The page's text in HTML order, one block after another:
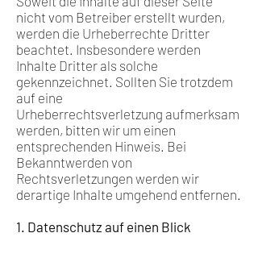
nicht vom Betreiber erstellt wurden,
werden die Urheberrechte Dritter
beachtet. Insbesondere werden
Inhalte Dritter als solche
gekennzeichnet. Sollten Sie trotzdem
auf eine
Urheberrechtsverletzung aufmerksam
werden, bitten wir um einen
entsprechenden Hinweis. Bei
Bekanntwerden von
Rechtsverletzungen werden wir
derartige Inhalte umgehend entfernen.
1. Datenschutz auf einen Blick